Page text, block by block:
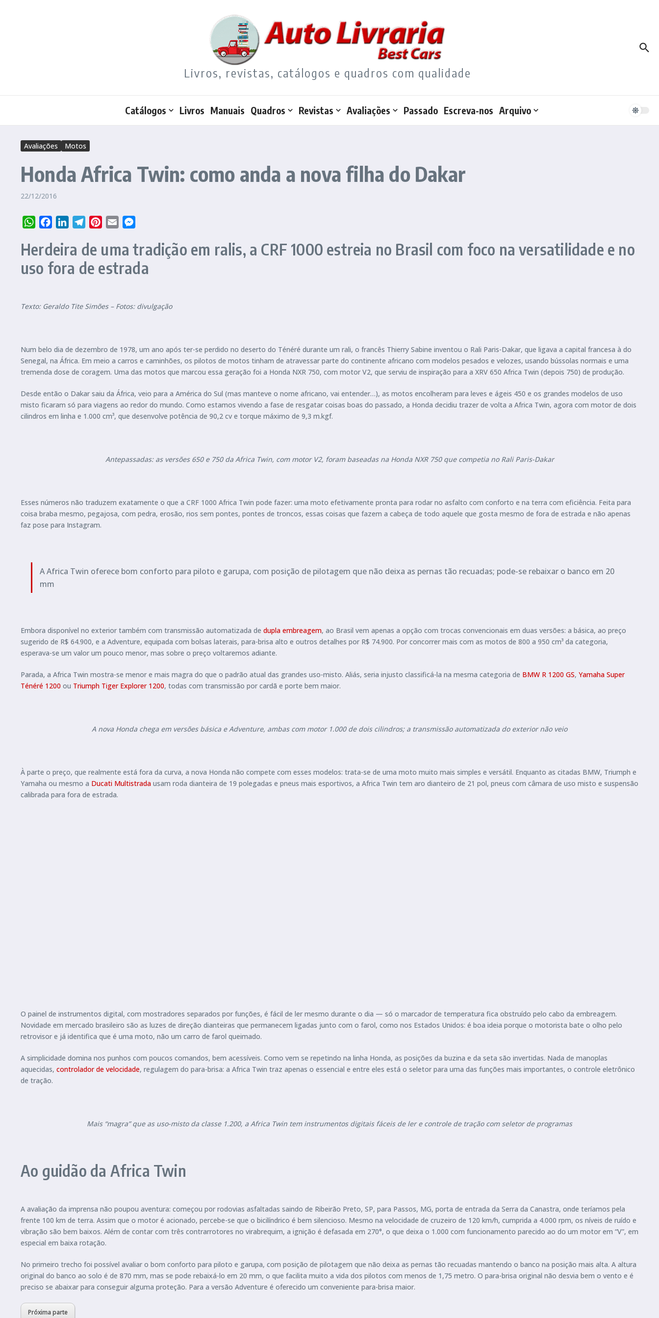
Livros, revistas, catálogos e quadros com qualidade
Catálogos Livros Manuais Quadros Revistas Avaliações Passado Escreva-nos Arquivo
Avaliações Motos
Honda Africa Twin: como anda a nova filha do Dakar
22/12/2016
WhatsAppFacebookLinkedInTelegramPinterest
Email
Herdeira de uma tradição em ralis, a CRF 1000 estreia no Brasil com foco na versatilidade e no
uso fora de estrada
Texto: Geraldo Tite Simões – Fotos: divulgação
Num belo dia de dezembro de 1978, um ano após ter-se perdido no deserto do Ténéré durante um rali, o francês Thierry Sabine inventou o Rali Paris-Dakar, que ligava a capital francesa à do
Senegal, na África. Em meio a carros e caminhões, os pilotos de motos tinham de atravessar parte do continente africano com modelos pesados e velozes, usando bússolas normais e uma
tremenda dose de coragem. Uma das motos que marcou essa geração foi a Honda NXR 750, com motor V2, que serviu de inspiração para a XRV 650 Africa Twin (depois 750) de produção.
Desde então o Dakar saiu da África, veio para a América do Sul (mas manteve o nome africano, vai entender…), as motos encolheram para leves e ágeis 450 e os grandes modelos de uso
misto ficaram só para viagens ao redor do mundo. Como estamos vivendo a fase de resgatar coisas boas do passado, a Honda decidiu trazer de volta a Africa Twin, agora com motor de dois
cilindros em linha e 1.000 cm³, que desenvolve potência de 90,2 cv e torque máximo de 9,3 m.kgf.
Antepassadas: as versões 650 e 750 da Africa Twin, com motor V2, foram baseadas na Honda NXR 750 que competia no Rali Paris-Dakar
Esses números não traduzem exatamente o que a CRF 1000 Africa Twin pode fazer: uma moto efetivamente pronta para rodar no asfalto com conforto e na terra com eficiência. Feita para
coisa braba mesmo, pegajosa, com pedra, erosão, rios sem pontes, pontes de troncos, essas coisas que fazem a cabeça de todo aquele que gosta mesmo de fora de estrada e não apenas
faz pose para Instagram.
A Africa Twin oferece bom conforto para piloto e garupa, com posição de pilotagem que não deixa as pernas tão recuadas; pode-se rebaixar o banco em 20
mm
Embora disponível no exterior também com transmissão automatizada de dupla embreagem, ao Brasil vem apenas a opção com trocas convencionais em duas versões: a básica, ao preço
sugerido de R$ 64.900, e a Adventure, equipada com bolsas laterais, para-brisa alto e outros detalhes por R$ 74.900. Por concorrer mais com as motos de 800 a 950 cm³ da categoria,
esperava-se um valor um pouco menor, mas sobre o preço voltaremos adiante.
Parada, a Africa Twin mostra-se menor e mais magra do que o padrão atual das grandes uso-misto. Aliás, seria injusto classificá-la na mesma categoria de BMW R 1200 GS, Yamaha Super
Ténéré 1200 ou Triumph Tiger Explorer 1200, todas com transmissão por cardã e porte bem maior.
A nova Honda chega em versões básica e Adventure, ambas com motor 1.000 de dois cilindros; a transmissão automatizada do exterior não veio
À parte o preço, que realmente está fora da curva, a nova Honda não compete com esses modelos: trata-se de uma moto muito mais simples e versátil. Enquanto as citadas BMW, Triumph e
Yamaha ou mesmo a Ducati Multistrada usam roda dianteira de 19 polegadas e pneus mais esportivos, a Africa Twin tem aro dianteiro de 21 pol, pneus com câmara de uso misto e suspensão
calibrada para fora de estrada.
O painel de instrumentos digital, com mostradores separados por funções, é fácil de ler mesmo durante o dia — só o marcador de temperatura fica obstruído pelo cabo da embreagem.
Novidade em mercado brasileiro são as luzes de direção dianteiras que permanecem ligadas junto com o farol, como nos Estados Unidos: é boa ideia porque o motorista bate o olho pelo
retrovisor e já identifica que é uma moto, não um carro de farol queimado.
A simplicidade domina nos punhos com poucos comandos, bem acessíveis. Como vem se repetindo na linha Honda, as posições da buzina e da seta são invertidas. Nada de manoplas
aquecidas, controlador de velocidade, regulagem do para-brisa: a Africa Twin traz apenas o essencial e entre eles está o seletor para uma das funções mais importantes, o controle eletrônico
de tração.
Mais “magra” que as uso-misto da classe 1.200, a Africa Twin tem instrumentos digitais fáceis de ler e controle de tração com seletor de programas
Ao guidão da Africa Twin
A avaliação da imprensa não poupou aventura: começou por rodovias asfaltadas saindo de Ribeirão Preto, SP, para Passos, MG, porta de entrada da Serra da Canastra, onde teríamos pela
frente 100 km de terra. Assim que o motor é acionado, percebe-se que o bicilíndrico é bem silencioso. Mesmo na velocidade de cruzeiro de 120 km/h, cumprida a 4.000 rpm, os níveis de ruído e
vibração são bem baixos. Além de contar com três contrarrotores no virabrequim, a ignição é defasada em 270°, o que deixa o 1.000 com funcionamento parecido ao do um motor em “V”, em
especial em baixa rotação.
No primeiro trecho foi possível avaliar o bom conforto para piloto e garupa, com posição de pilotagem que não deixa as pernas tão recuadas mantendo o banco na posição mais alta. A altura
original do banco ao solo é de 870 mm, mas se pode rebaixá-lo em 20 mm, o que facilita muito a vida dos pilotos com menos de 1,75 metro. O para-brisa original não desvia bem o vento e é
preciso se abaixar para conseguir alguma proteção. Para a versão Adventure é oferecido um conveniente para-brisa maior.
Próxima parte